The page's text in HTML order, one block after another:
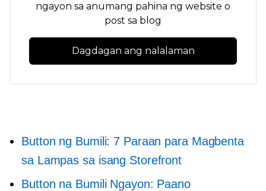
ngayon sa anumang pahina ng website o
post sa blog
Dagdagan ang nalalaman
Button ng Bumili: 7 Paraan para Magbenta
sa Lampas sa isang Storefront
Button na Bumili Ngayon: Paano